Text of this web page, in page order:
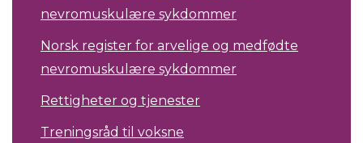
nevromuskulære sykdommer
Norsk register for arvelige og medfødte
nevromuskulære sykdommer
Rettigheter og tjenester
Treningsråd til voksne